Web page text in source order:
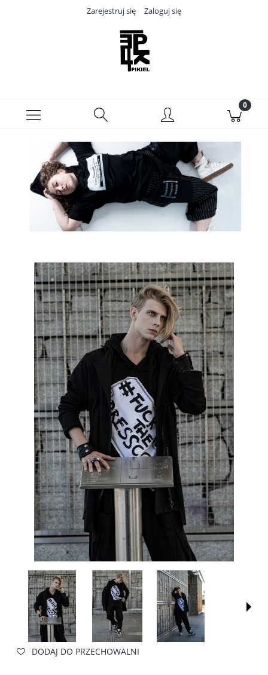
Zarejestruj się Zaloguj się
DODAJ DO PRZECHOWALNI